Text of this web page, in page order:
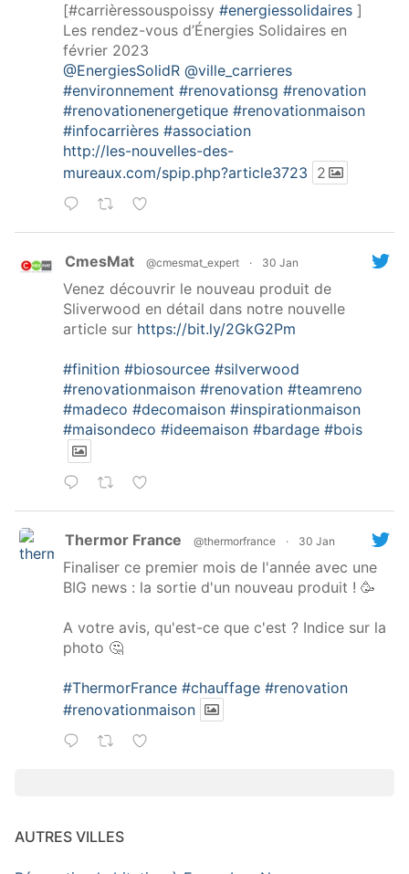
[#carrièressouspoissy #energiessolidaires ]
Les rendez-vous d’Énergies Solidaires en
février 2023
@EnergiesSolidR @ville_carrieres
#environnement #renovationsg #renovation
#renovationenergetique #renovationmaison
#infocarrières #association
http://les-nouvelles-des-
mureaux.com/spip.php?article3723 2
CmesMat @cmesmat_expert · 30 Jan
Venez découvrir le nouveau produit de
Sliverwood en détail dans notre nouvelle
article sur https://bit.ly/2GkG2Pm
#finition #biosourcee #silverwood
#renovationmaison #renovation #teamreno
#madeco #decomaison #inspirationmaison
#maisondeco #ideemaison #bardage #bois
Thermor France @thermorfrance · 30 Jan
Finaliser ce premier mois de l'année avec une
BIG news : la sortie d'un nouveau produit ! 🥳
A votre avis, qu'est-ce que c'est ? Indice sur la
photo 🤔
#ThermorFrance #chauffage #renovation
#renovationmaison
AUTRES VILLES